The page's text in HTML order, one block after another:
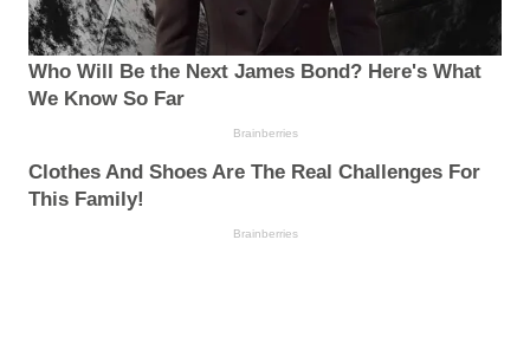
Who Will Be the Next James Bond? Here's What
We Know So Far
Brainberries
Clothes And Shoes Are The Real Challenges For
This Family!
Brainberries